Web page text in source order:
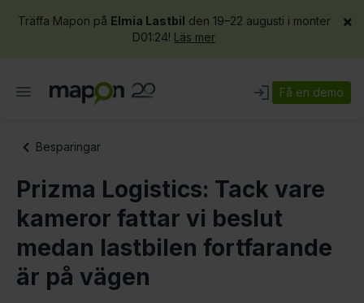
Träffa Mapon på Elmia Lastbil den 19–22 augusti i monter
D01:24! Läs mer
×
Få en demo
Besparingar
Prizma Logistics: Tack vare
kameror fattar vi beslut
medan lastbilen fortfarande
är på vägen